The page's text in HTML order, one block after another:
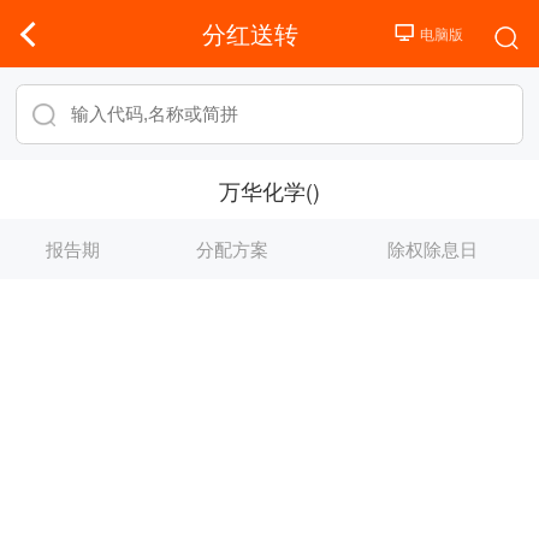
分红送转
万华化学()
报告期 分配方案 除权除息日